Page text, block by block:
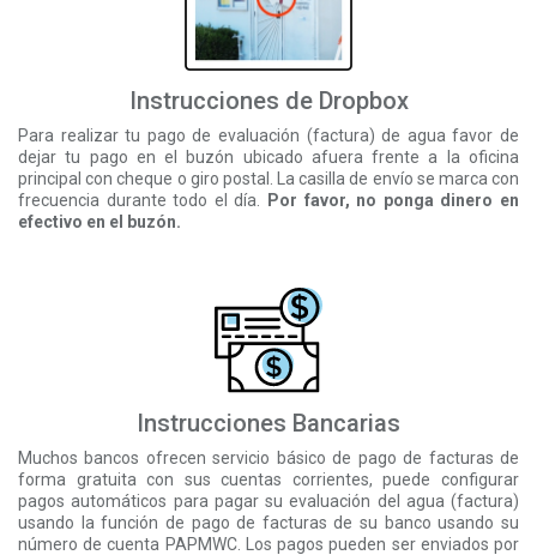
Instrucciones de Dropbox
Para realizar tu pago de evaluación (factura) de agua favor de
dejar tu pago en el buzón ubicado afuera frente a la oficina
principal con cheque o giro postal. La casilla de envío se marca con
frecuencia durante todo el día.
Por favor, no ponga dinero en
efectivo en el buzón.
Instrucciones Bancarias
Muchos bancos ofrecen servicio básico de pago de facturas de
forma gratuita con sus cuentas corrientes, puede configurar
pagos automáticos para pagar su evaluación del agua (factura)
usando la función de pago de facturas de su banco usando su
número de cuenta PAPMWC. Los pagos pueden ser enviados por